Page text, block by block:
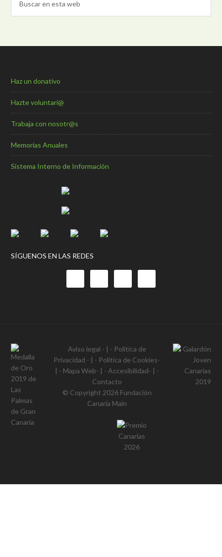
Haz un donativo
Hazte voluntari@
Trabaja con nosotr@s
Memorias Anuales
Sistema Interno de Información
SÍGUENOS EN LAS REDES
Aviso legal - | - Política de
Privacidad - | - Política de Cookies-
| - Mapa Web- | - Accesibilidad- | -
Contacto
© Copyright 2026 Fundación
Canaria Main